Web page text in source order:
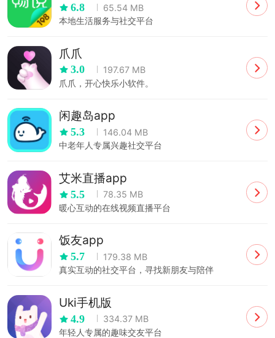
6.8
65.54 MB
本地生活服务与社交平台
爪爪
3.0
197.67 MB
爪爪，开心快乐小软件。
闲趣岛app
5.3
146.04 MB
中老年人专属兴趣社交平台
艾米直播app
5.5
78.35 MB
暖心互动的在线视频直播平台
饭友app
5.7
179.38 MB
真实互动的社交平台，寻找新朋友与陪伴
Uki手机版
4.9
334.37 MB
年轻人专属的趣味交友平台